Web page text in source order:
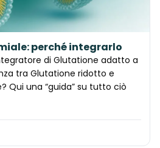
perché integrarlo
di Glutatione adatto a
tra Glutatione ridotto e
Qui una “guida” su tutto ciò